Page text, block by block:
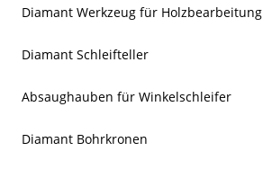
Diamant Werkzeug für Holzbearbeitung
Diamant Schleifteller
Absaughauben für Winkelschleifer
Diamant Bohrkronen